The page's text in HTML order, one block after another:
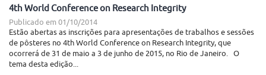
4th World Conference on Research Integrity
Publicado em 01/10/2014
Estão abertas as inscrições para apresentações de trabalhos e sessões
de pôsteres no 4th World Conference on Research Integrity, que
ocorrerá de 31 de maio a 3 de junho de 2015, no Rio de Janeiro. O
tema desta edição...